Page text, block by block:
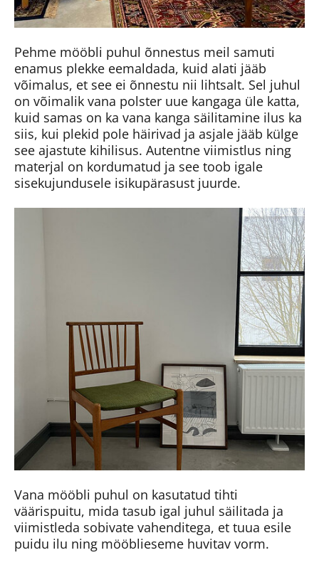
Pehme mööbli puhul õnnestus meil samuti
enamus plekke eemaldada, kuid alati jääb
võimalus, et see ei õnnestu nii lihtsalt. Sel juhul
on võimalik vana polster uue kangaga üle katta,
kuid samas on ka vana kanga säilitamine ilus ka
siis, kui plekid pole häirivad ja asjale jääb külge
see ajastute kihilisus. Autentne viimistlus ning
materjal on kordumatud ja see toob igale
sisekujundusele isikupärasust juurde.
Vana mööbli puhul on kasutatud tihti
väärispuitu, mida tasub igal juhul säilitada ja
viimistleda sobivate vahenditega, et tuua esile
puidu ilu ning mööblieseme huvitav vorm.